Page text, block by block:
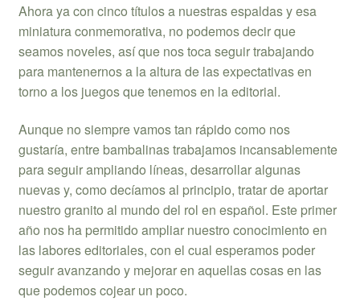
Ahora ya con cinco títulos a nuestras espaldas y esa
miniatura conmemorativa, no podemos decir que
seamos noveles, así que nos toca seguir trabajando
para mantenernos a la altura de las expectativas en
torno a los juegos que tenemos en la editorial.
Aunque no siempre vamos tan rápido como nos
gustaría, entre bambalinas trabajamos incansablemente
para seguir ampliando líneas, desarrollar algunas
nuevas y, como decíamos al principio, tratar de aportar
nuestro granito al mundo del rol en español. Este primer
año nos ha permitido ampliar nuestro conocimiento en
las labores editoriales, con el cual esperamos poder
seguir avanzando y mejorar en aquellas cosas en las
que podemos cojear un poco.